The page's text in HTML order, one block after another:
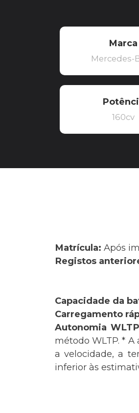
Marca
Mercedes-
160cv
Matrícula: Após
Registos
Capacidade da
Carregamento
Autonomia
método WLTP. *
a velocidade, a
inferior às